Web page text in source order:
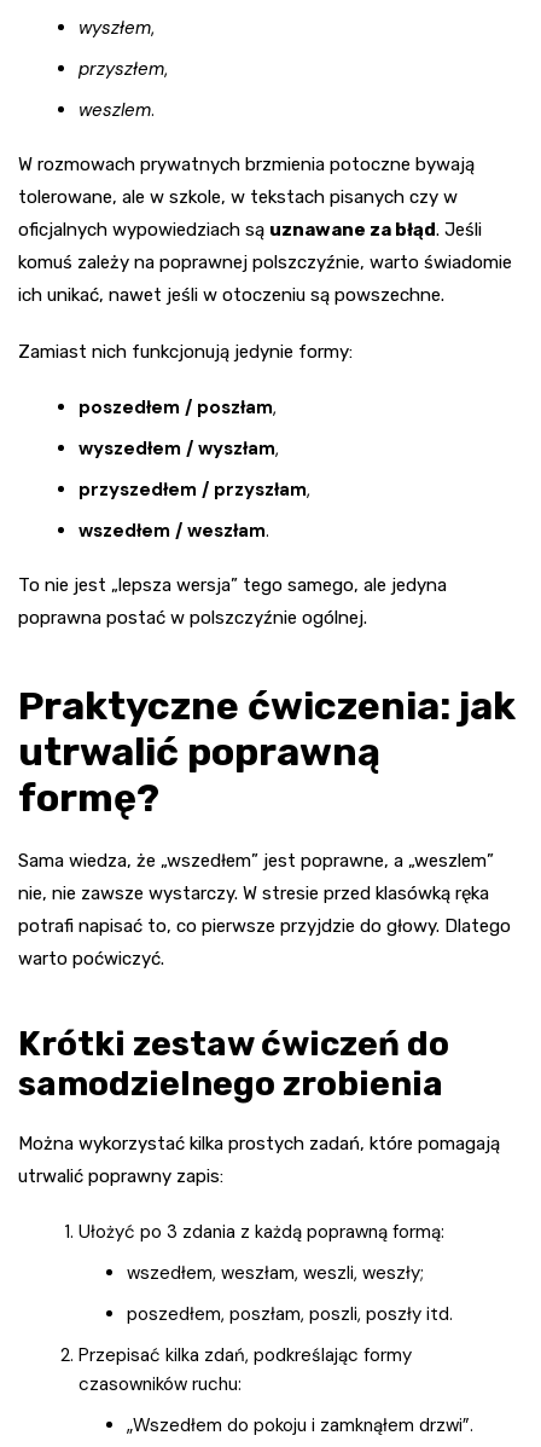
wyszłem,
przyszłem,
weszlem.
W rozmowach prywatnych brzmienia potoczne bywają
tolerowane, ale w szkole, w tekstach pisanych czy w
oficjalnych wypowiedziach są uznawane za błąd. Jeśli
komuś zależy na poprawnej polszczyźnie, warto świadomie
ich unikać, nawet jeśli w otoczeniu są powszechne.
Zamiast nich funkcjonują jedynie formy:
poszedłem / poszłam,
wyszedłem / wyszłam,
przyszedłem / przyszłam,
wszedłem / weszłam.
To nie jest „lepsza wersja” tego samego, ale jedyna
poprawna postać w polszczyźnie ogólnej.
Praktyczne ćwiczenia: jak
utrwalić poprawną
formę?
Sama wiedza, że „wszedłem” jest poprawne, a „weszlem”
nie, nie zawsze wystarczy. W stresie przed klasówką ręka
potrafi napisać to, co pierwsze przyjdzie do głowy. Dlatego
warto poćwiczyć.
Krótki zestaw ćwiczeń do
samodzielnego zrobienia
Można wykorzystać kilka prostych zadań, które pomagają
utrwalić poprawny zapis:
Ułożyć po 3 zdania z każdą poprawną formą:
wszedłem, weszłam, weszli, weszły;
poszedłem, poszłam, poszli, poszły itd.
Przepisać kilka zdań, podkreślając formy
czasowników ruchu:
„Wszedłem do pokoju i zamknąłem drzwi”.